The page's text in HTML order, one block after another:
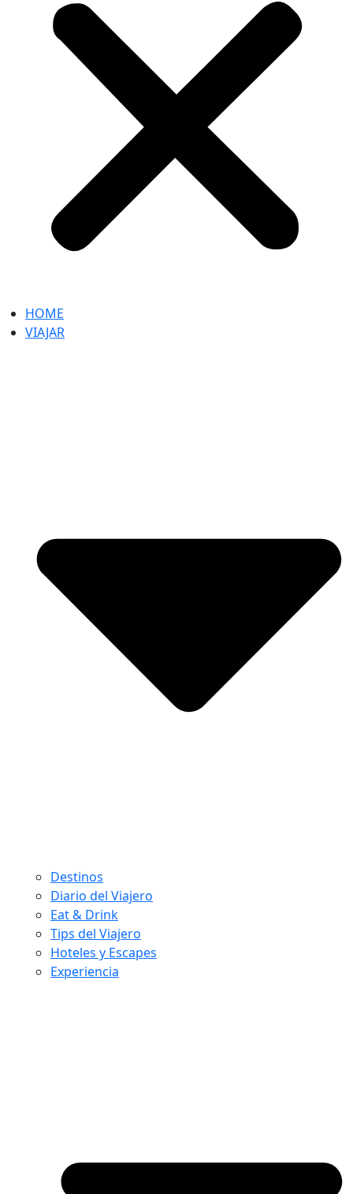
HOME
VIAJAR
Destinos
Diario del Viajero
Eat & Drink
Tips del Viajero
Hoteles y Escapes
Experiencia